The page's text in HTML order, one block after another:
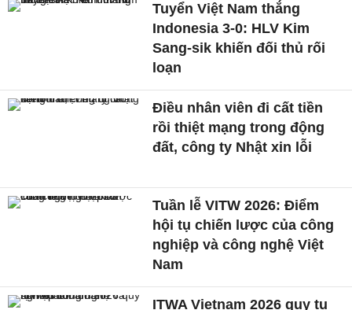
Tuyển Việt Nam thắng
Indonesia 3-0: HLV Kim
Sang-sik khiến đối thủ rối
loạn
Điều nhân viên đi cất tiền
rồi thiệt mạng trong động
đất, công ty Nhật xin lỗi
Tuần lễ VITW 2026: Điểm
hội tụ chiến lược của công
nghiệp và công nghệ Việt
Nam
ITWA Vietnam 2026 quy tụ